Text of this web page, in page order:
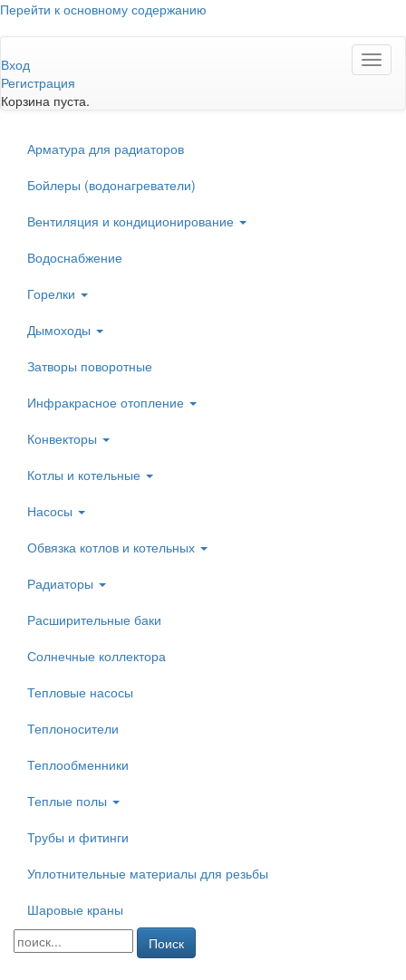
Перейти к основному содержанию
Вход
Регистрация
Корзина пуста.
Арматура для радиаторов
Бойлеры (водонагреватели)
Вентиляция и кондиционирование
Водоснабжение
Горелки
Дымоходы
Затворы поворотные
Инфракрасное отопление
Конвекторы
Котлы и котельные
Насосы
Обвязка котлов и котельных
Радиаторы
Расширительные баки
Солнечные коллектора
Тепловые насосы
Теплоносители
Теплообменники
Теплые полы
Трубы и фитинги
Уплотнительные материалы для резьбы
Шаровые краны
Поиск